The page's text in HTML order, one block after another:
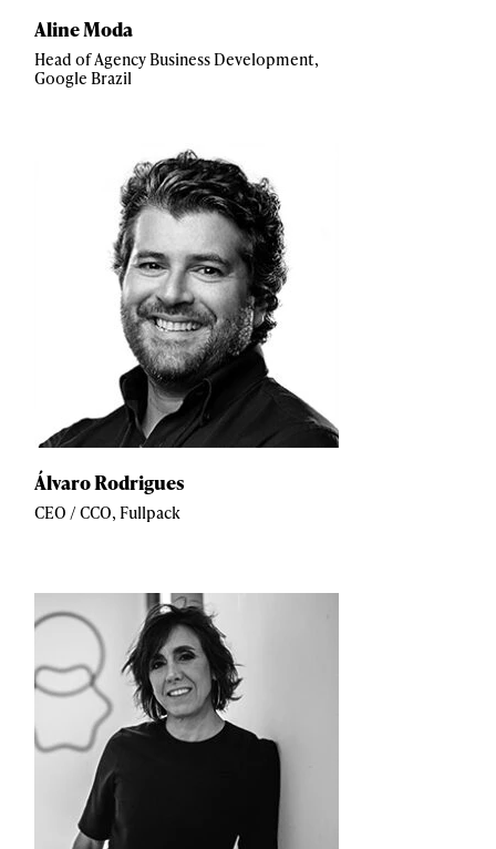
Aline Moda
Head of Agency Business Development,
Google Brazil
Álvaro Rodrigues
CEO / CCO, Fullpack